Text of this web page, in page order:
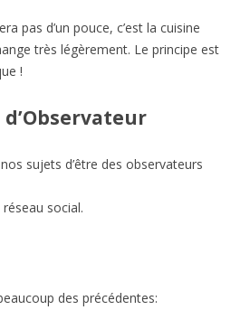
pas d’un pouce, c’est la cuisine
très légèrement. Le principe est
!
sujets d’être des observateurs
social.
des précédentes: